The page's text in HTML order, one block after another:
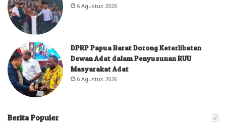
6 Agustus 2026
DPRP Papua Barat Dorong Keterlibatan
Dewan Adat dalam Penyusunan RUU
Masyarakat Adat
6 Agustus 2026
Berita Populer